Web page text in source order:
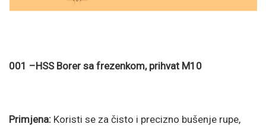
001 –HSS Borer sa frezenkom, prihvat M10
Primjena: Koristi se za čisto i precizno bušenje rupe,